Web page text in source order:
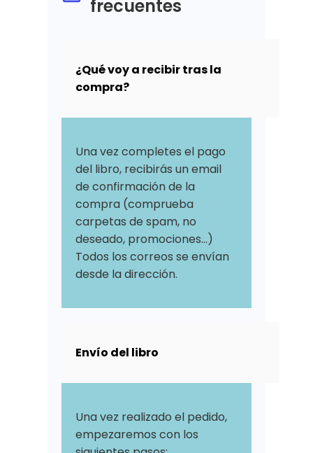
frecuentes
¿Qué voy a recibir tras la
compra?
Una vez completes el pago
del libro, recibirás un email
de confirmación de la
compra (comprueba
carpetas de spam, no
deseado, promociones...)
Todos los correos se envían
desde la dirección.
Envío del libro
Una vez realizado el pedido,
empezaremos con los